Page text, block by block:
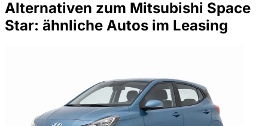
Alternativen zum Mitsubishi Space
Star: ähnliche Autos im Leasing